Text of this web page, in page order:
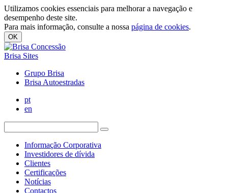
Utilizamos cookies essenciais para melhorar a navegação e
desempenho deste site.
Para mais informação, consulte a nossa página de cookies.
OK
Brisa Sites
Grupo Brisa
Brisa Autoestradas
pt
en
Informação Corporativa
Investidores de dívida
Clientes
Certificações
Notícias
Contactos